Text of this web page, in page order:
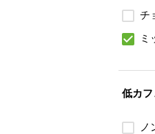
チ
ミ
低カ
ノ